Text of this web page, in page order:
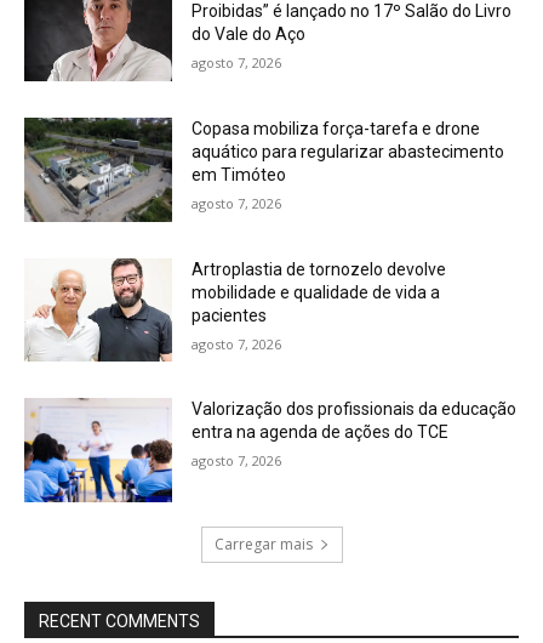
Proibidas” é lançado no 17º Salão do Livro
do Vale do Aço
agosto 7, 2026
Copasa mobiliza força-tarefa e drone
aquático para regularizar abastecimento
em Timóteo
agosto 7, 2026
Artroplastia de tornozelo devolve
mobilidade e qualidade de vida a
pacientes
agosto 7, 2026
Valorização dos profissionais da educação
entra na agenda de ações do TCE
agosto 7, 2026
Carregar mais
RECENT COMMENTS